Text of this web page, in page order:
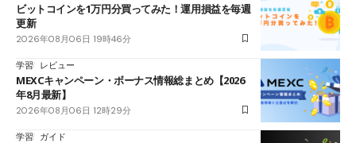
ビットコインを1万円分買ってみた！運用損益を毎週
更新
2026年08月06日 19時46分
学習 レビュー
MEXCキャンペーン・ボーナス情報総まとめ【2026
年8月最新】
2026年08月06日 12時29分
学習 ガイド